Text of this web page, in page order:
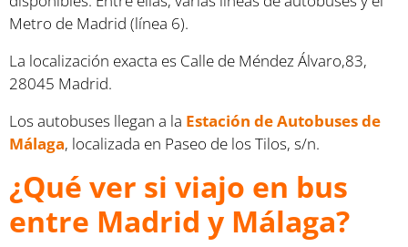
Metro de Madrid (línea 6).
La localización exacta es Calle de Méndez Álvaro,83,
28045 Madrid.
Los autobuses llegan a la Estación de Autobuses de
Málaga, localizada en Paseo de los Tilos, s/n.
¿Qué ver si viajo en bus
entre Madrid y Málaga?